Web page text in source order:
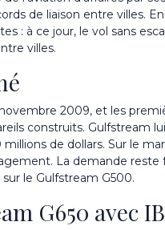
de liaison entre villes.
: à ce jour, le vol sans
villes.
2009, et les
construits. Gulfstream
de dollars. Sur le
La demande
le Gulfstream G500.
G650 avec